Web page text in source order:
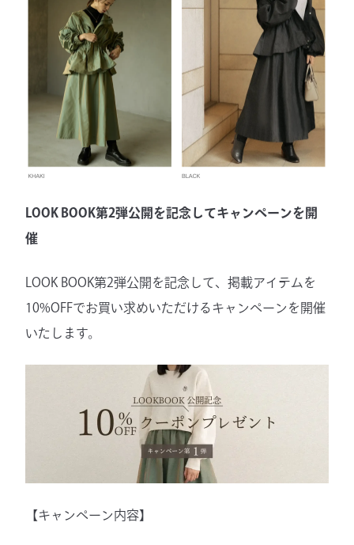
LOOK BOOK第2弾公開を記念してキャンペーンを開
催
LOOK BOOK第2弾公開を記念して、掲載アイテムを
10%OFFでお買い求めいただけるキャンペーンを開催
いたします。
【キャンペーン内容】